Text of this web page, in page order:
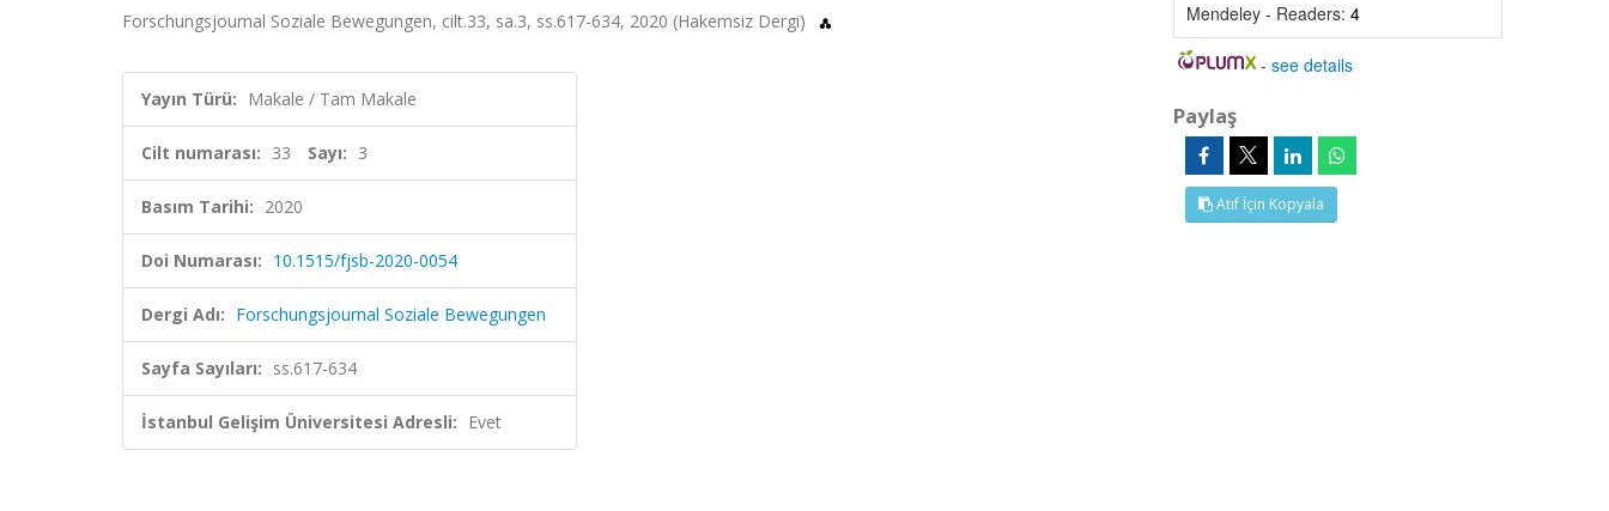
Forschungsjournal Soziale Bewegungen, cilt.33, sa.3, ss.617-634, 2020 (Hakemsiz Dergi)
Yayın Türü: Makale / Tam Makale
Cilt numarası: 33 Sayı: 3
Basım Tarihi: 2020
Doi Numarası: 10.1515/fjsb-2020-0054
Dergi Adı: Forschungsjournal Soziale Bewegungen
Sayfa Sayıları: ss.617-634
İstanbul Gelişim Üniversitesi Adresli: Evet
Mendeley - Readers: 4
-see details
Paylaş
Atıf İçin Kopyala